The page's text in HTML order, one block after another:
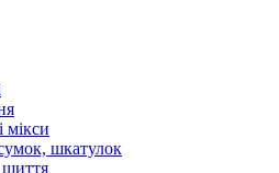
мікси
шкатулок